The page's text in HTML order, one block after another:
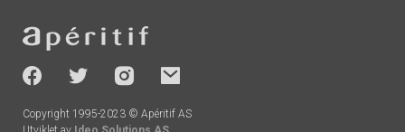
-
socials
Copyright 1995-2023 © Apéritif AS